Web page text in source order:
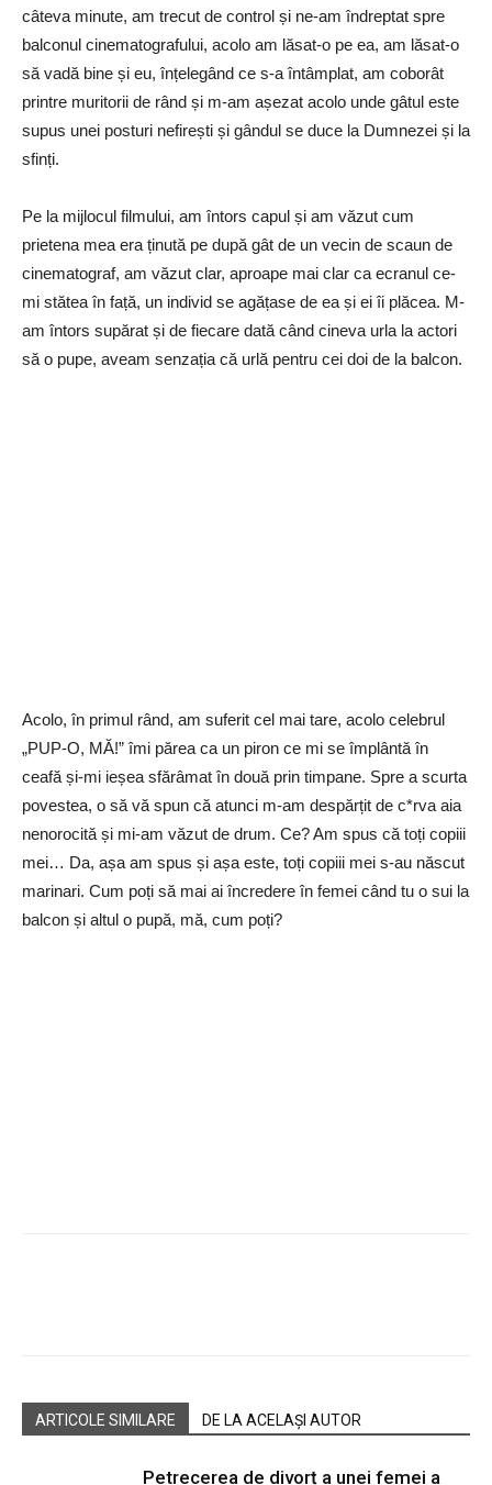
câteva minute, am trecut de control și ne-am îndreptat spre
balconul cinematografului, acolo am lăsat-o pe ea, am lăsat-o
să vadă bine și eu, înțelegând ce s-a întâmplat, am coborât
printre muritorii de rând și m-am așezat acolo unde gâtul este
supus unei posturi nefirești și gândul se duce la Dumnezei și la
sfinți.
Pe la mijlocul filmului, am întors capul și am văzut cum
prietena mea era ținută pe după gât de un vecin de scaun de
cinematograf, am văzut clar, aproape mai clar ca ecranul ce-
mi stătea în față, un individ se agățase de ea și ei îi plăcea. M-
am întors supărat și de fiecare dată când cineva urla la actori
să o pupe, aveam senzația că urlă pentru cei doi de la balcon.
Acolo, în primul rând, am suferit cel mai tare, acolo celebrul
„PUP-O, MĂ!” îmi părea ca un piron ce mi se împlântă în
ceafă și-mi ieșea sfărâmat în două prin timpane. Spre a scurta
povestea, o să vă spun că atunci m-am despărțit de c*rva aia
nenorocită și mi-am văzut de drum. Ce? Am spus că toți copiii
mei… Da, așa am spus și așa este, toți copiii mei s-au născut
marinari. Cum poți să mai ai încredere în femei când tu o sui la
balcon și altul o pupă, mă, cum poți?
ARTICOLE SIMILARE DE LA ACELAȘI AUTOR
Petrecerea de divorț a unei femei a